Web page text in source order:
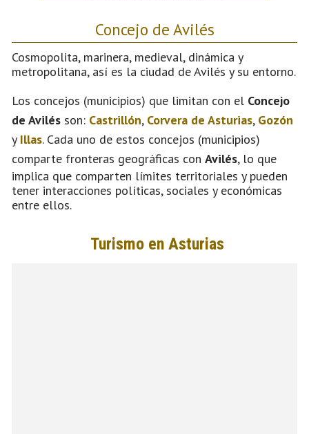
Concejo de Avilés
Cosmopolita, marinera, medieval, dinámica y
metropolitana, así es la ciudad de Avilés y su entorno.
Los concejos (municipios) que limitan con el Concejo
de Avilés son: Castrillón, Corvera de Asturias, Gozón
y Illas. Cada uno de estos concejos (municipios)
comparte fronteras geográficas con Avilés, lo que
implica que comparten límites territoriales y pueden
tener interacciones políticas, sociales y económicas
entre ellos.